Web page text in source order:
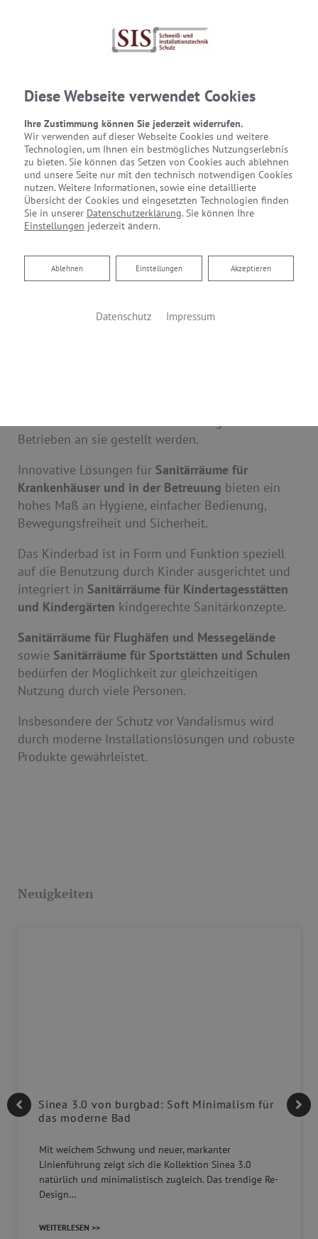
Gewerbliche
Betrieben an sie gestellt werden.
Innovative Lösungen für Sanitärräume für
Krankenhäuser und in der Betreuung bieten ein
hohes Maß an Hygiene, einfacher Bedienung,
Bewegungsfreiheit und Sicherheit.
Das Kinderbad ist in Form und Funktion speziell
auf die Benutzung durch Kinder ausgerichtet und
integriert in Sanitärräume für Kindertagesstätten
und Kindergärten kindgerechte Sanitärkonzepte.
Sanitärräume für Flughäfen und Messegelände
sowie Sanitärräume für Sportstätten und Schulen
bedürfen der Möglichkeit zur gleichzeitigen
Nutzung durch viele Personen.
Insbesondere der Schutz vor Vandalismus wird
durch moderne Installationslösungen und robuste
Produkte gewährleistet.
Neuigkeiten
Sinea 3.0 von burgbad: Soft Minimalism für
das moderne Bad
Mit weichem Schwung und neuer, markanter
Linienführung zeigt sich die Kollektion Sinea 3.0
natürlich und minimalistisch zugleich. Das trendige Re-
Design…
WEITERLESEN >>
Diese Webseite verwendet Cookies
Ihre Zustimmung können Sie jederzeit widerrufen.
Wir verwenden auf dieser Webseite Cookies und weitere
Technologien, um Ihnen ein bestmögliches Nutzungserlebnis
zu bieten. Sie können das Setzen von Cookies auch ablehnen
und unsere Seite nur mit den technisch notwendigen Cookies
nutzen. Weitere Informationen, sowie eine detaillierte
Übersicht der Cookies und eingesetzten Technologien finden
Sie in unserer Datenschutzerklärung. Sie können Ihre
Einstellungen jederzeit ändern.
Akzeptieren
Einstellungen
Ablehnen
Ablehnen
Datenschutz Impressum